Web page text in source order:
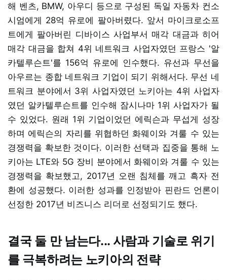
해 벤츠, BMW, 아우디 등으로 구성된 독일 자동차 컨소
시엄에게 28억 유로에 팔아버렸다. 앞서 마이크로소프
트에게 팔아버린 디바이스 사업부서 매각 대금과 히어
매각 대금을 합쳐 4위 네트워크 사업자였던 프랑스 '알
카텔루슨트'를 156억 유로에 인수했다. 유선과 무선을
아우르는 종합 네트워크 기업이 되기 위해서다. 무선 네
트워크 분야에서 3위 사업자였던 노키아는 4위 사업자
였던 알카텔루슨트를 인수해 잠시나마 1위 사업자가 될
수 있었다. 원래 1위 기업이었던 에릭슨과 무섭게 성장
하며 에릭슨의 자리를 위협하던 화웨이와 겨룰 수 있는
경쟁력을 확보한 것이다. 이러한 선택과 집중을 통해 노
키아는 LTE와 5G 장비 분야에서 화웨이와 겨룰 수 있는
경쟁력을 확보했고, 2017년 오랜 침체를 깨고 흑자 전
환에 성공했다. 이러한 성과를 인정받아 핀란드 언론이
선정한 2017년 비즈니스 리더로 선정되기도 했다.
결국 둘 만 남는다... 사람과 기술로 위기
를 극복하려는 노키아의 전략